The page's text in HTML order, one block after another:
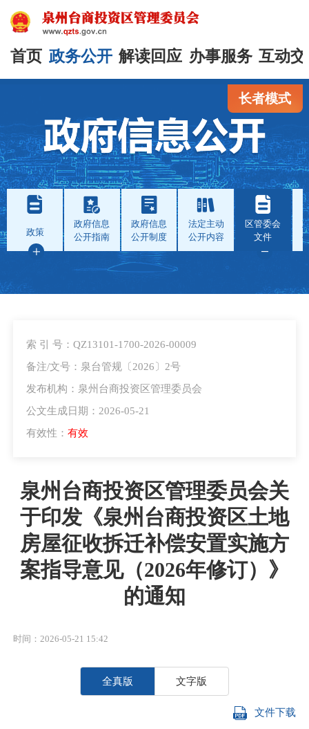
首页 政务公开 解读回应 办事服务 互动
长者模式
政策
政府信息
公开指南
政府信息
公开制度
法定主动
公开内容
区管委会
文件
索 引 号：QZ13101-1700-2026-00009
备注/文号：泉台管规〔2026〕2号
发布机构：泉州台商投资区管理委员会
公文生成日期：2026-05-21
有效性： 有效
泉州台商投资区管理委员会关
于印发《泉州台商投资区土地
房屋征收拆迁补偿安置实施方
案指导意见（2026年修订）》
的通知
时间：2026-05-21 15:42
全真版 文字版
文件下载